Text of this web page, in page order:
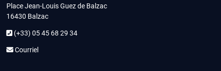
Place Jean-Louis Guez de Balzac
16430 Balzac
(+33) 05 45 68 29 34
Courriel